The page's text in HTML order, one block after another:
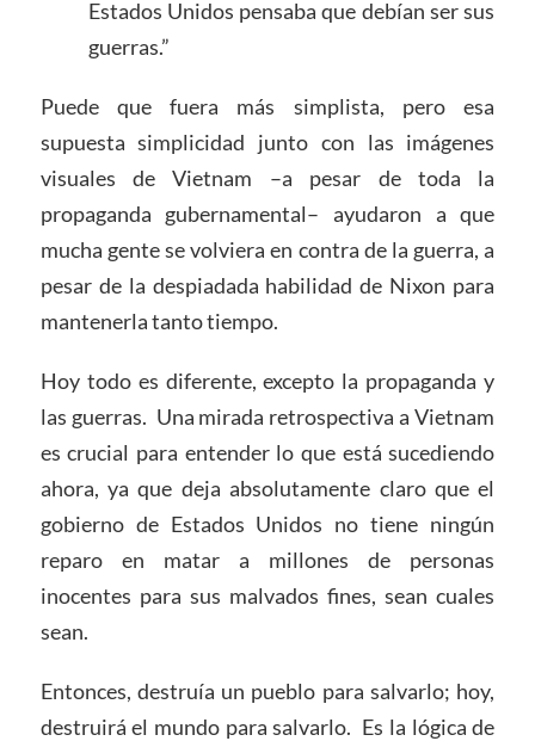
Estados Unidos pensaba que debían ser sus
guerras.”
Puede que fuera más simplista, pero esa
supuesta simplicidad junto con las imágenes
visuales de Vietnam –a pesar de toda la
propaganda gubernamental– ayudaron a que
mucha gente se volviera en contra de la guerra, a
pesar de la despiadada habilidad de Nixon para
mantenerla tanto tiempo.
Hoy todo es diferente, excepto la propaganda y
las guerras. Una mirada retrospectiva a Vietnam
es crucial para entender lo que está sucediendo
ahora, ya que deja absolutamente claro que el
gobierno de Estados Unidos no tiene ningún
reparo en matar a millones de personas
inocentes para sus malvados fines, sean cuales
sean.
Entonces, destruía un pueblo para salvarlo; hoy,
destruirá el mundo para salvarlo. Es la lógica de